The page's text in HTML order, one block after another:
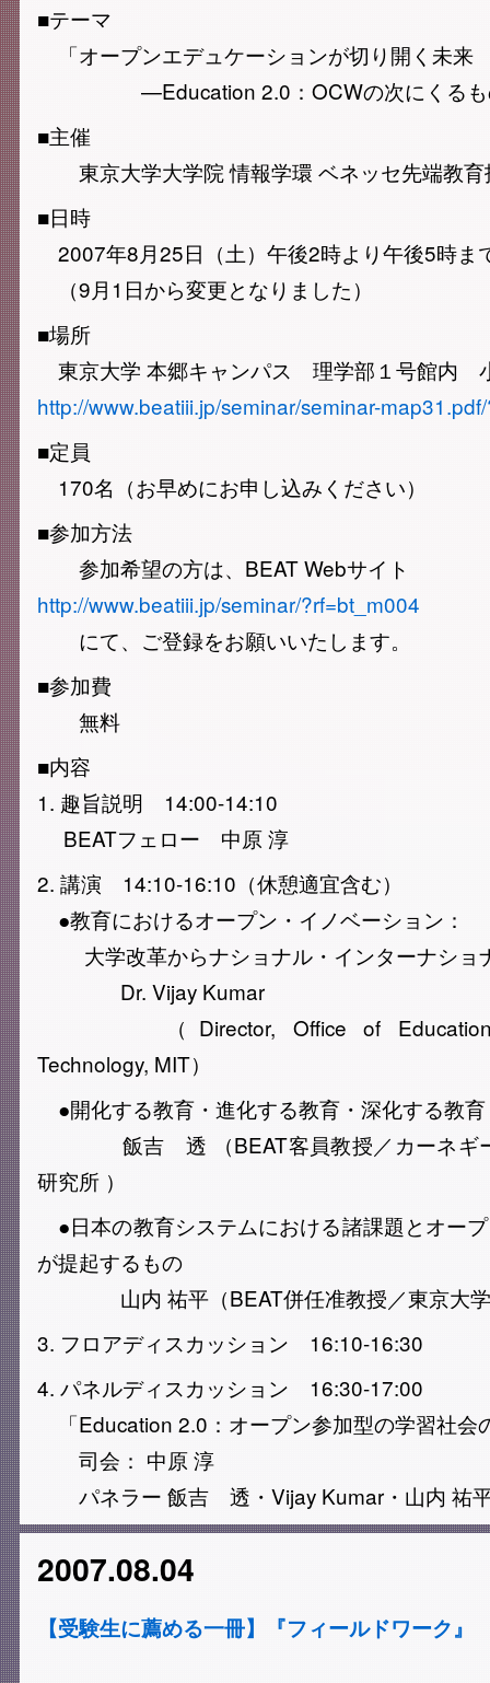
■テーマ
「オープンエデュケーションが切り開く未来
—Education 2.0：OCWの次にくるも
■主催
東京大学大学院 情報学環 ベネッセ先端教育
■日時
2007年8月25日（土）午後2時より午後5時ま
（9月1日から変更となりました）
■場所
東京大学 本郷キャンパス 理学部１号館内
http://www.beatiii.jp/seminar/seminar-
■定員
170名（お早めにお申し込みください）
■参加方法
参加希望の方は、BEAT Webサイト
http://www.beatiii.jp/seminar/?rf=bt_m004
にて、ご登録をお願いいたします。
■参加費
無料
■内容
1. 趣旨説明 14:00-14:10
BEATフェロー 中原 淳
2. 講演 14:10-16:10（休憩適宜含む）
●教育におけるオープン・イノベーション：
大学改革からナショナル・インターナショ
Dr. Vijay Kumar
（Director, Office of Educational
Technology, MIT）
●開化する教育・進化する教育・深化する教育
飯吉 透 （BEAT客員教授／カーネギー
研究所 ）
●日本の教育システムにおける諸課題とオー
が提起するもの
山内 祐平（BEAT併任准教授／東京大
3. フロアディスカッション 16:10-16:30
4. パネルディスカッション 16:30-17:00
「Education 2.0：オープン参加型の学習社会
司会： 中原 淳
パネラー 飯吉 透・Vijay Kumar・山内 祐
2007.08.04
【受験生に薦める一冊】『フィールドワーク』